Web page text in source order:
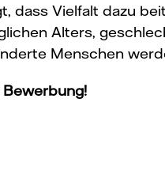
dass Vielfalt dazu
Alters,
Menschen